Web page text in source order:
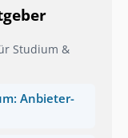
Studium &
Anbieter-